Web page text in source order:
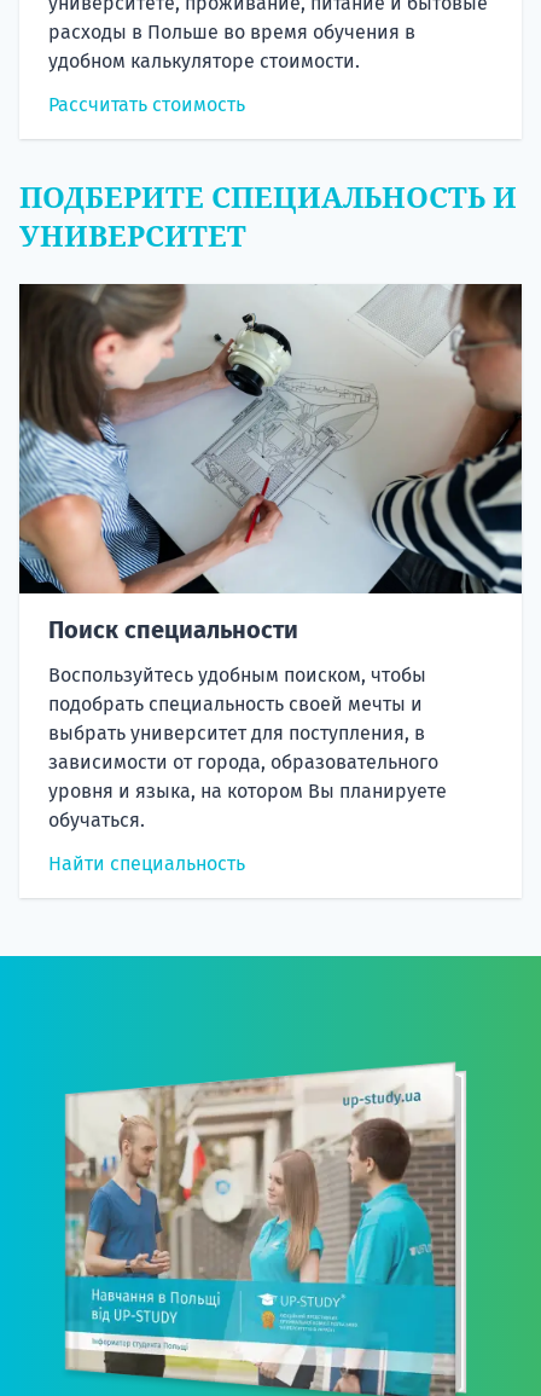
расходы в Польше во время обучения в
удобном калькуляторе стоимости.
Рассчитать стоимость
ПОДБЕРИТЕ СПЕЦИАЛЬНОСТЬ И
УНИВЕРСИТЕТ
Поиск специальности
Воспользуйтесь удобным поиском, чтобы
подобрать специальность своей мечты и
выбрать университет для поступления, в
зависимости от города, образовательного
уровня и языка, на котором Вы планируете
обучаться.
Найти специальность